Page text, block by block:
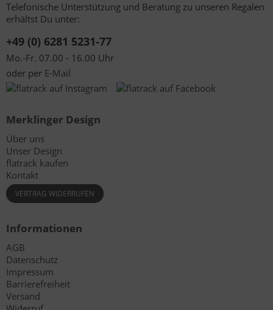
Telefonische Unterstützung und Beratung zu unseren Regalen
erhältst Du unter:
+49 (0) 6281 5231-77
Mo.-Fr. 07.00 - 16.00 Uhr
oder per E-Mail
Merklinger Design
Über uns
Unser Design
flatrack kaufen
Kontakt
VERTRAG WIDERRUFEN
Informationen
AGB
Datenschutz
Impressum
Barrierefreiheit
Versand